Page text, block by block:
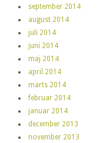
september 2014
august 2014
juli 2014
juni 2014
maj 2014
april 2014
marts 2014
februar 2014
januar 2014
december 2013
november 2013